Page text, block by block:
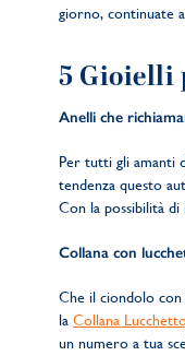
giorno, continuate
5 Gioielli
Anelli che
Per tutti gli amanti
tendenza questo
Con la possibilità
Collana con
Che il ciondolo
la Collana
un numero a tua